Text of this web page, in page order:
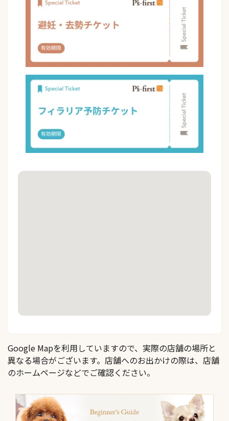
Google Mapを利用していますので、実際の店舗の場所と
異なる場合がございます。店舗へのお出かけの際は、店舗
のホームページなどでご確認ください。